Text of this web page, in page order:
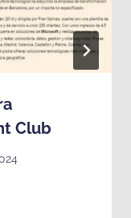
Club